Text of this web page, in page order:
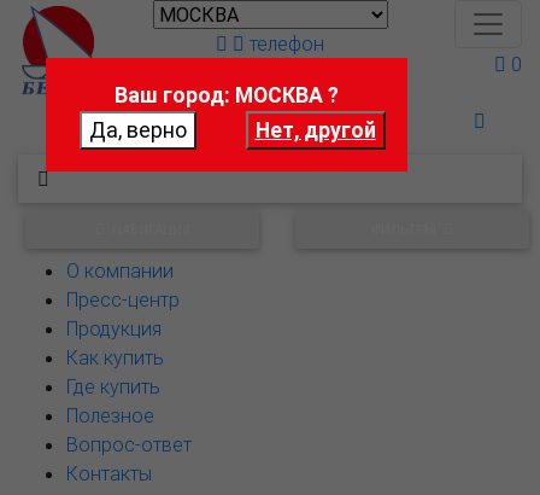
Поможем выбрать
телефон
0
О компании
Пресс-центр
Продукция
Как купить
Где купить
Полезное
Вопрос-ответ
Контакты
Ваш город: МОСКВА ?